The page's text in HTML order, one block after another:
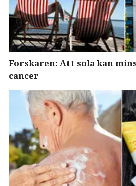
Forskaren: Att sola kan
cancer